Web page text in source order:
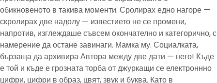
обикновеното в такива моменти. Сролирах едно нагоре —
скролирах две надолу — известието не се промени,
напротив, изглеждаше съвсем окончателно и категорично, с
намерение да остане завинаги. Мамка му. Социалката,
бързаща да архивира Автора между две дати — него! Къде
е той и къде е грозната торба от джуркащи се електроннно
цифри, цифри в образ, цвят, звук и буква. Като в